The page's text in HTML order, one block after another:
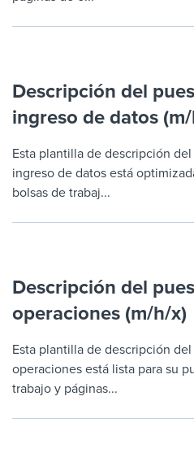
Descripción del
ingreso de datos
Esta plantilla de descripción
ingreso de datos está
bolsas de trabaj...
Descripción del
operaciones (m/h/x)
Esta plantilla de descripción
operaciones está lista para su
trabajo y páginas...